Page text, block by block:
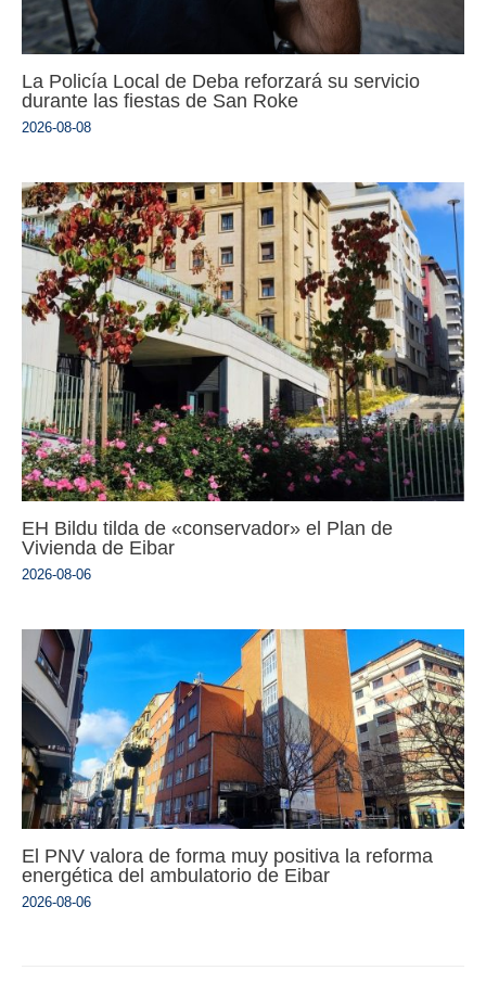
La Policía Local de Deba reforzará su servicio
durante las fiestas de San Roke
2026-08-08
EH Bildu tilda de «conservador» el Plan de
Vivienda de Eibar
2026-08-06
El PNV valora de forma muy positiva la reforma
energética del ambulatorio de Eibar
2026-08-06